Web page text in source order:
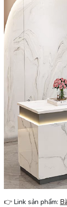
👉Link sản phẩm: